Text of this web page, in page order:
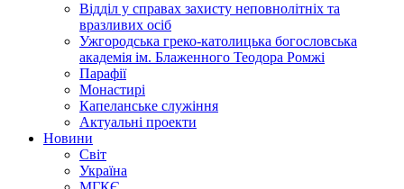
Відділ у справах захисту неповнолітніх та
вразливих осіб
Ужгородська греко-католицька богословська
академія ім. Блаженного Теодора Ромжі
Парафії
Монастирі
Капеланське служіння
Актуальні проекти
Новини
Світ
Україна